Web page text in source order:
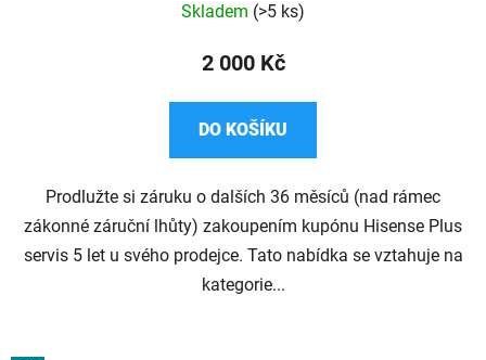
hodnocení
produktu
z
hvězdiček.
Skladem (>5 ks)
2 000 Kč
DO KOŠÍKU
Prodlužte si záruku o dalších 36 měsíců (nad rámec
zákonné záruční lhůty) zakoupením kupónu Hisense Plus
servis 5 let u svého prodejce. Tato nabídka se vztahuje na
kategorie...